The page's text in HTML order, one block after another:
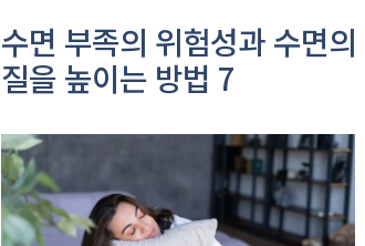
수면 부족의 위험성과 수면의
질을 높이는 방법 7